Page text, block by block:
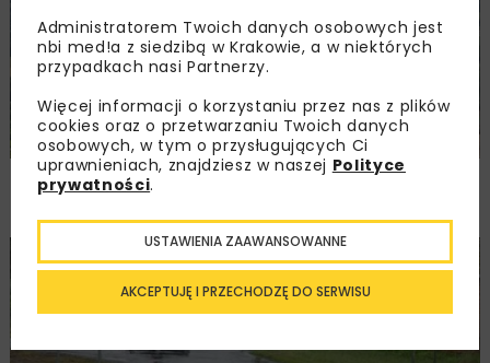
PKP PLK ogłosiły przetarg na odcinek Gdów
DROGI INWESTYCJE WIADOMOŚCI
Administratorem Twoich danych osobowych jest
nbi med!a z siedzibą w Krakowie, a w niektórych
przypadkach nasi Partnerzy.
Więcej informacji o korzystaniu przez nas z plików
cookies oraz o przetwarzaniu Twoich danych
osobowych, w tym o przysługujących Ci
uprawnieniach, znajdziesz w naszej Polityce
prywatności.
AKCEPTUJĘ I PRZECHODZĘ DO SERWISU
USTAWIENIA ZAAWANSOWANNE